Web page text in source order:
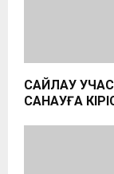
САЙЛАУ
САНАУҒА